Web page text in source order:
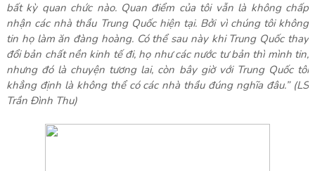
bất kỳ quan chức nào. Quan điểm của tôi vẫn là không chấp
nhận các nhà thầu Trung Quốc hiện tại. Bởi vì chúng tôi không
tin họ làm ăn đàng hoàng. Có thể sau này khi Trung Quốc thay
đổi bản chất nền kinh tế đi, họ như các nước tư bản thì mình tin,
nhưng đó là chuyện tương lai, còn bây giờ với Trung Quốc tôi
khẳng định là không thể có các nhà thầu đúng nghĩa đâu.” (LS
Trần Đình Thu)